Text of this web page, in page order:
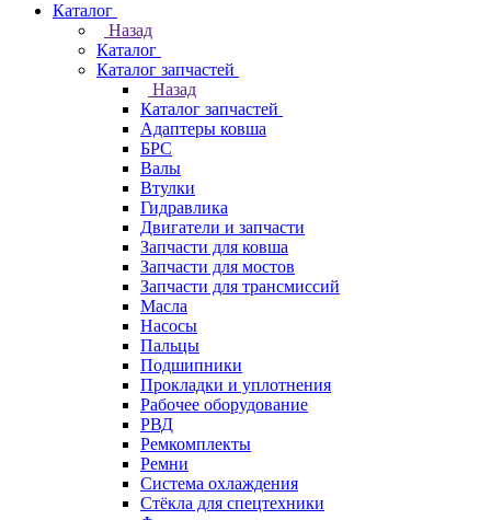
Каталог
Назад
Каталог
Каталог запчастей
Назад
Каталог запчастей
Адаптеры ковша
БРС
Валы
Втулки
Гидравлика
Двигатели и запчасти
Запчасти для ковша
Запчасти для мостов
Запчасти для трансмиссий
Масла
Насосы
Пальцы
Подшипники
Прокладки и уплотнения
Рабочее оборудование
РВД
Ремкомплекты
Ремни
Система охлаждения
Стёкла для спецтехники